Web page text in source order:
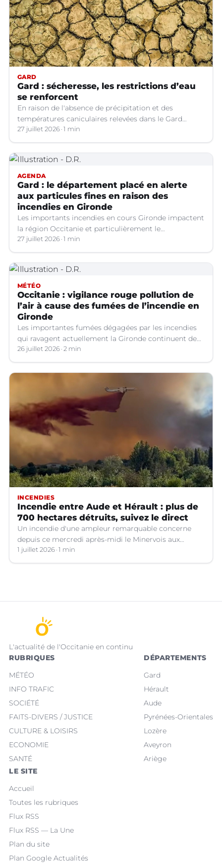
GARD
Gard : sécheresse, les restrictions d’eau
se renforcent
En raison de l'absence de précipitation et des
températures caniculaires relevées dans le Gard
depuis le 1er juillet, la situation hydrologique du
département s'aggrave.
27 juillet 2026 1 min
AGENDA
Gard : le département placé en alerte
aux particules fines en raison des
incendies en Gironde
Les importants incendies en cours Gironde impactent
la région Occitanie et particulièrement le
département du Gard. Les fumées générées par ces
feux entraînent une dégradation de la qualité de l’air
en raison des concentrations de particules en
suspension (PM10) atteignent des niveaux
préoccupants.
27 juillet 2026 1 min
MÉTÉO
Occitanie : vigilance rouge pollution de
l’air à cause des fumées de l’incendie en
Gironde
Les importantes fumées dégagées par les incendies
qui ravagent actuellement la Gironde continuent de
se propager vers le sud-est de la France.
26 juillet 2026 2 min
INCENDIES
Incendie entre Aude et Hérault : plus de
700 hectares détruits, suivez le direct
Un incendie d'une ampleur remarquable concerne
depuis ce mercredi après-midi le Minervois aux
confins de l'Aude et de l'Hérault.
1 juillet 2026 1 min
L'actualité de l'Occitanie en continu
RUBRIQUES
MÉTÉO
INFO TRAFIC
SOCIÉTÉ
FAITS-DIVERS / JUSTICE
CULTURE & LOISIRS
ECONOMIE
SANTÉ
DÉPARTEMENTS
Gard
Hérault
Aude
Pyrénées-Orientales
Lozère
Aveyron
Ariège
LE SITE
Accueil
Toutes les rubriques
Flux RSS
Flux RSS — La Une
Plan du site
Plan Google Actualités